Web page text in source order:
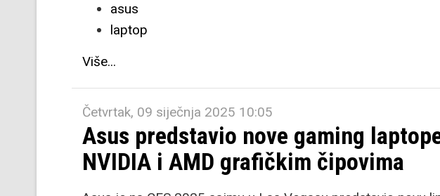
asus
laptop
Više...
Četvrtak, 09 siječnja 2025 10:05
Asus predstavio nove gaming
NVIDIA i AMD grafičkim čipovima